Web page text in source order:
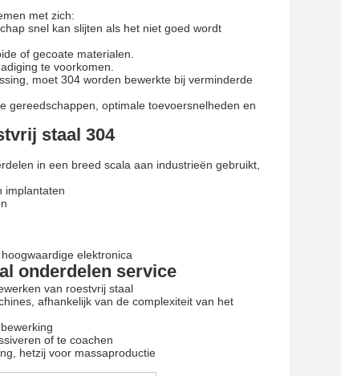
met zich:
snel kan slijten als het niet goed wordt
of gecoate materialen.
te voorkomen.
moet 304 worden bewerkte bij verminderde
gereedschappen, optimale toevoersnelheden en
staal 304
in een breed scala aan industrieën gebruikt,
implantaten
elektronica
onderdelen service
van roestvrij staal
afhankelijk van de complexiteit van het
of te coachen
hetzij voor massaproductie